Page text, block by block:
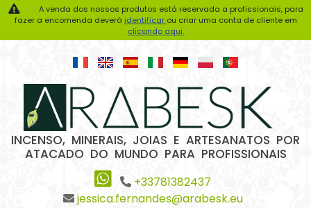
A venda dos nossos produtos está reservada a profissionais, para
fazer a encomenda deverá identificar ou criar uma conta de cliente em
clicando aqui.
INCENSO, MINERAIS, JOIAS E ARTESANATOS POR
ATACADO DO MUNDO PARA PROFISSIONAIS
+33781382437
jessica.fernandes@arabesk.eu